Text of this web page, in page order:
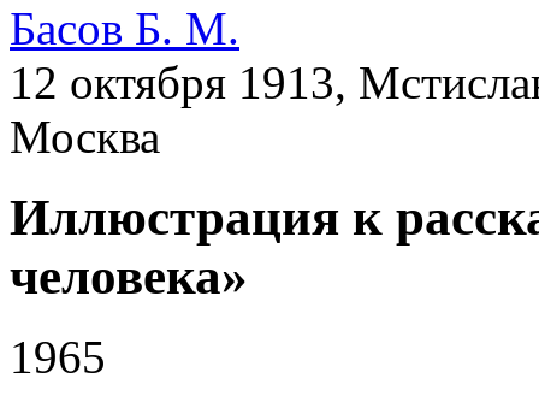
Басов Б. М.
12 октября 1913,
Москва
Иллюстрация к
человека»
1965